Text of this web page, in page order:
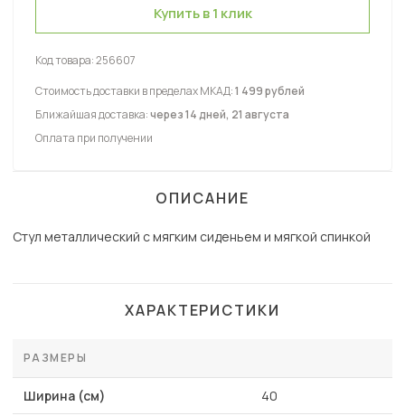
Купить в 1 клик
Код товара:256607
Стоимость доставки в пределах МКАД:1 499 рублей
Ближайшая доставка:через 14 дней, 21 августа
Оплата при получении
ОПИСАНИЕ
Стул металлический с мягким сиденьем и мягкой спинкой
ХАРАКТЕРИСТИКИ
РАЗМЕРЫ
Ширина (см) 40